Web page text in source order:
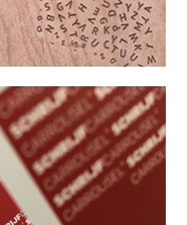
Nederlands en
gebruiken de
een methode die peer
maakt. Op het
Taal beoordeelden